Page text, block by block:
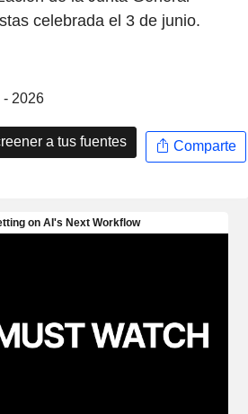
celebrada el 3 de junio.
- 2026
a tus fuentes Comparte